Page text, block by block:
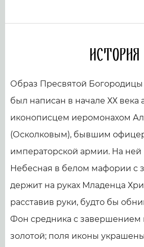
История
Образ Пресвятой Богородицы
был написан в начале ХХ века
иконописцем иеромонахом
(Осколковым), бывшим
императорской армии. На ней
Небесная в белом мафории с
держит на руках Младенца
расставив руки, будто бы
Фон средника с завершением
золотой; поля иконы